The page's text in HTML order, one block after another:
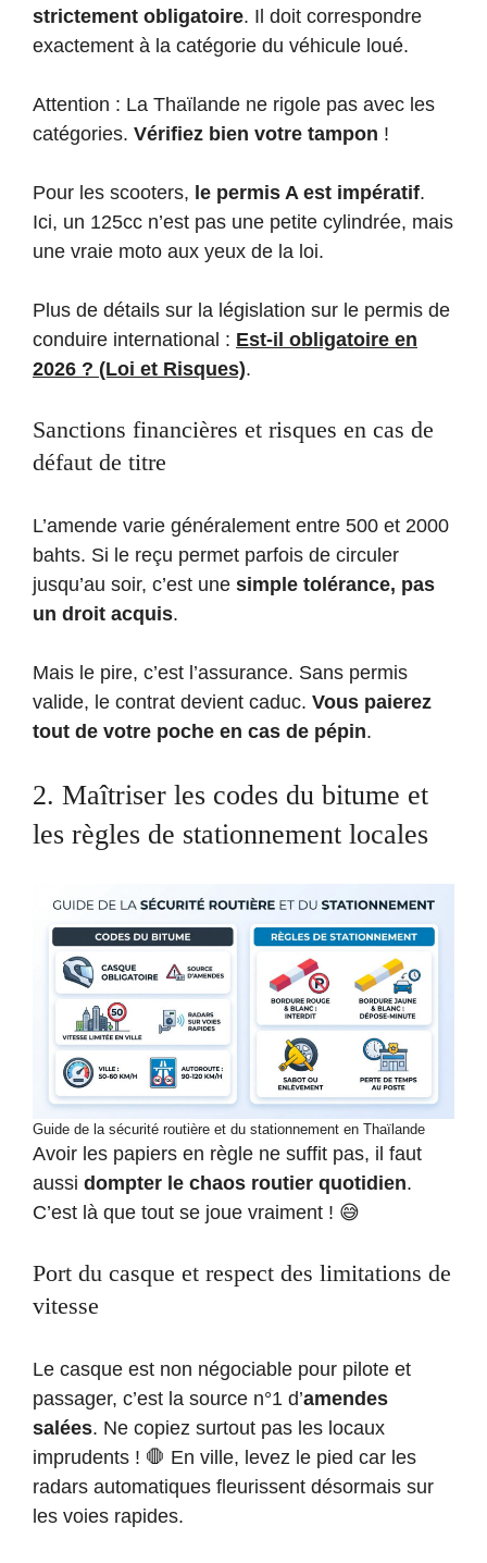
strictement obligatoire. Il doit correspondre
exactement à la catégorie du véhicule loué.
Attention : La Thaïlande ne rigole pas avec les
catégories. Vérifiez bien votre tampon !
Pour les scooters, le permis A est impératif.
Ici, un 125cc n’est pas une petite cylindrée, mais
une vraie moto aux yeux de la loi.
Plus de détails sur la législation sur le permis de
conduire international : Est-il obligatoire en
2026 ? (Loi et Risques).
Sanctions financières et risques en cas de
défaut de titre
L’amende varie généralement entre 500 et 2000
bahts. Si le reçu permet parfois de circuler
jusqu’au soir, c’est une simple tolérance, pas
un droit acquis.
Mais le pire, c’est l’assurance. Sans permis
valide, le contrat devient caduc. Vous paierez
tout de votre poche en cas de pépin.
2. Maîtriser les codes du bitume et
les règles de stationnement locales
Guide de la sécurité routière et du stationnement en Thaïlande
Avoir les papiers en règle ne suffit pas, il faut
aussi dompter le chaos routier quotidien.
C’est là que tout se joue vraiment ! 😅
Port du casque et respect des limitations de
vitesse
Le casque est non négociable pour pilote et
passager, c’est la source n°1 d’amendes
salées. Ne copiez surtout pas les locaux
imprudents ! 🛑 En ville, levez le pied car les
radars automatiques fleurissent désormais sur
les voies rapides.